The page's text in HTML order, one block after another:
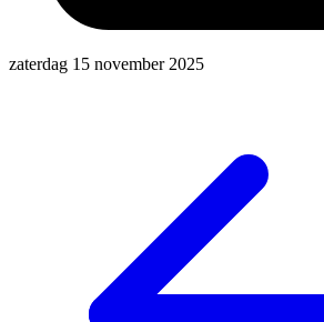
zaterdag 15 november 2025